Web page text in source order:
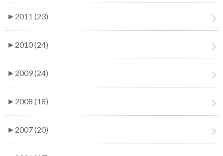
► 2011 (23)
► 2010 (24)
► 2009 (24)
► 2008 (18)
► 2007 (20)